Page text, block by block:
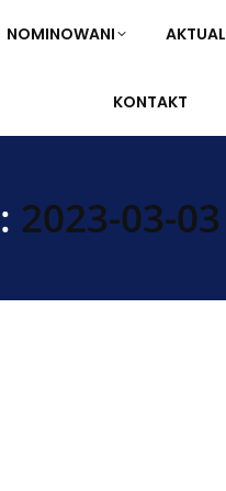
NOMINOWANI
KONTAKT
2023-03-03
NOMINOWANI
KONTAKT